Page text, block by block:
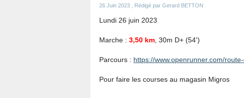
26 Juin 2023 , Rédigé par Gerard BETTON
Lundi 26 juin 2023
Marche : 3,50 km , 30m D+ (54')
Parcours : https://www.openrunner.com/
Pour faire les courses au magasin Migros